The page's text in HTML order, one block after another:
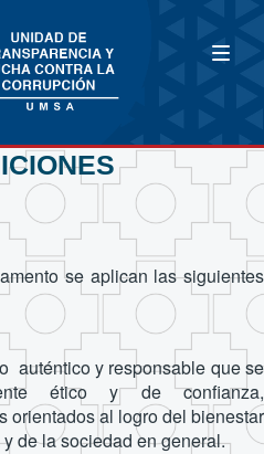
se aplican las siguientes
auténtico y responsable que se
ético y de confianza,
orientados al logro del bienestar
de la sociedad en general.